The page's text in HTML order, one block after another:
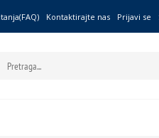
Kontaktirajte nas Prijavi se